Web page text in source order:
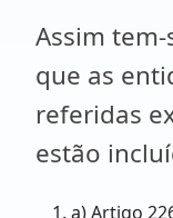
Assim tem-
que as
referidas
estão
a) Artigo